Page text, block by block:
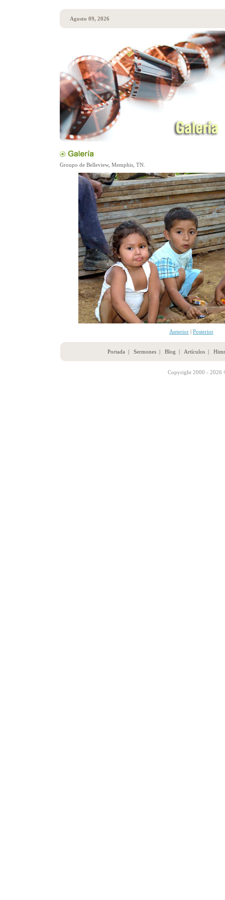
Agosto 09, 2026
Groupo de Belleview, Memphis, TN.
Anterior | Posterior
Portada | Sermones| Blog | Artículos|
Copyright 2000 - 2026